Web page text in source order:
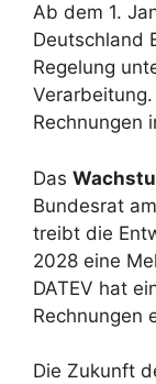
Ab dem 1.
Deutschland
Regelung
Rechnungen
Das
Bundesrat
treibt die
2028 eine
DATEV hat
Rechnungen
Die Zukunft